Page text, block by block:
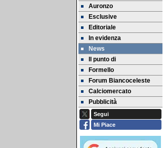
Auronzo
Esclusive
Editoriale
In evidenza
News
Il punto di
Formello
Forum Biancoceleste
Calciomercato
Pubblicità
Segui
Mi Piace